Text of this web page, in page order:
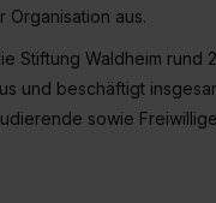
Organisation aus.
Stiftung Waldheim rund
und beschäftigt
sowie